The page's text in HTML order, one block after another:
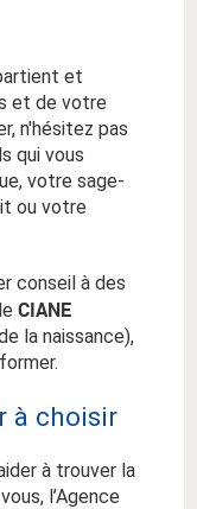
et
et de votre
n'hésitez pas
qui vous
votre sage-
ou votre
conseil à des
CIANE
la naissance),
à choisir
à trouver la
l’Agence